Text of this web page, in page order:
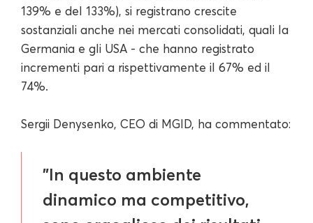
139% e del 133%), si registrano crescite
sostanziali anche nei mercati consolidati, quali la
Germania e gli USA - che hanno registrato
incrementi pari a rispettivamente il 67% ed il
74%.
Sergii Denysenko, CEO di MGID, ha commentato:
"In questo ambiente
dinamico ma competitivo,